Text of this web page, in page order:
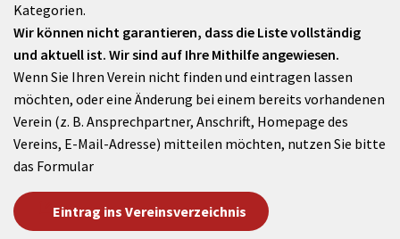
Kategorien.
Wir können nicht garantieren, dass die Liste vollständig
und aktuell ist. Wir sind auf Ihre Mithilfe angewiesen.
Wenn Sie Ihren Verein nicht finden und eintragen lassen
möchten, oder eine Änderung bei einem bereits vorhandenen
Verein (z. B. Ansprechpartner, Anschrift, Homepage des
Vereins, E-Mail-Adresse) mitteilen möchten, nutzen Sie bitte
das Formular
Eintrag ins Vereinsverzeichnis